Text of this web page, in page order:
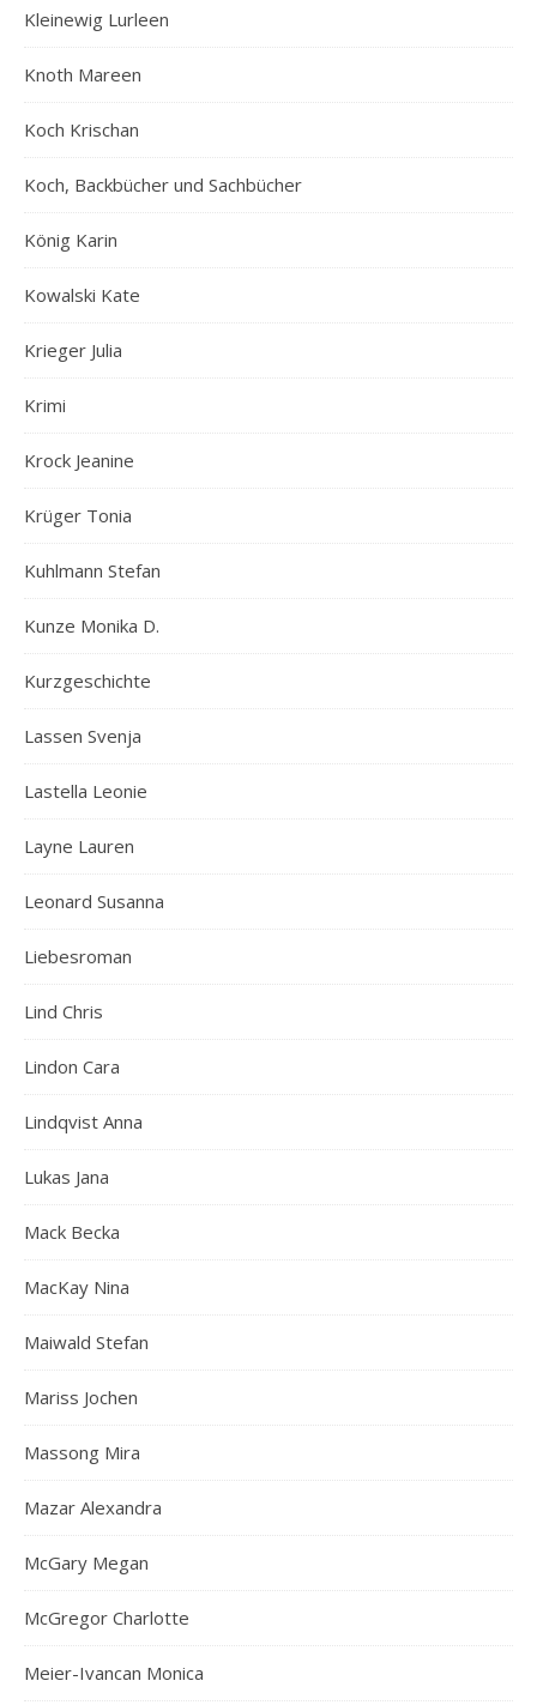
Kleinewig Lurleen
Knoth Mareen
Koch Krischan
Koch, Backbücher und Sachbücher
König Karin
Kowalski Kate
Krieger Julia
Krimi
Krock Jeanine
Krüger Tonia
Kuhlmann Stefan
Kunze Monika D.
Kurzgeschichte
Lassen Svenja
Lastella Leonie
Layne Lauren
Leonard Susanna
Liebesroman
Lind Chris
Lindon Cara
Lindqvist Anna
Lukas Jana
Mack Becka
MacKay Nina
Maiwald Stefan
Mariss Jochen
Massong Mira
Mazar Alexandra
McGary Megan
McGregor Charlotte
Meier-Ivancan Monica